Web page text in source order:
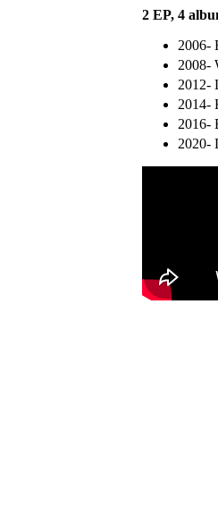
2 EP, 4
2006-
2008-
2012-
2014-
2016-
2020-